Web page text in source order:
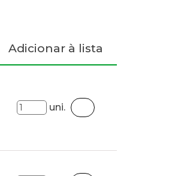
Adicionar à lista
uni.